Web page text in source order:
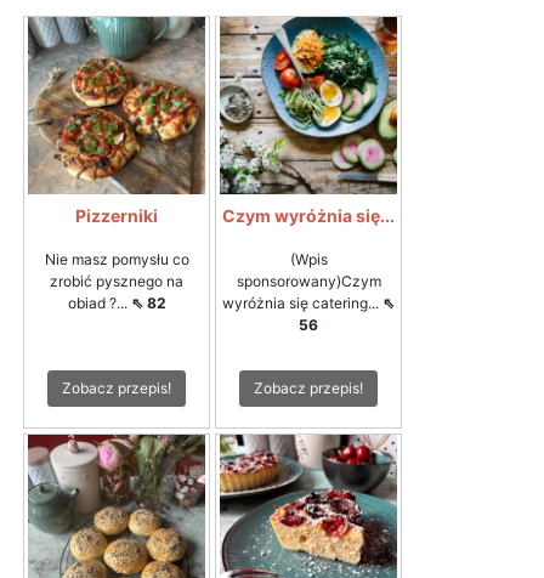
Pizzerniki
Nie masz pomysłu co
zrobić pysznego na
obiad ?... ⇖ 82
Zobacz przepis!
Czym wyróżnia się...
(Wpis
sponsorowany)Czym
wyróżnia się catering... ⇖
56
Zobacz przepis!